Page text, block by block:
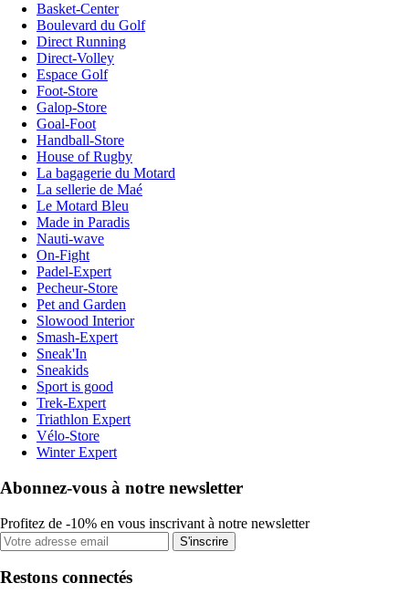
Basket-Center
Boulevard du Golf
Direct Running
Direct-Volley
Espace Golf
Foot-Store
Galop-Store
Goal-Foot
Handball-Store
House of Rugby
La bagagerie du Motard
La sellerie de Maé
Le Motard Bleu
Made in Paradis
Nauti-wave
On-Fight
Padel-Expert
Pecheur-Store
Pet and Garden
Slowood Interior
Smash-Expert
Sneak'In
Sneakids
Sport is good
Trek-Expert
Triathlon Expert
Vélo-Store
Winter Expert
Abonnez-vous à notre newsletter
Profitez de -10% en vous inscrivant à notre newsletter
S'inscrire
Restons connectés